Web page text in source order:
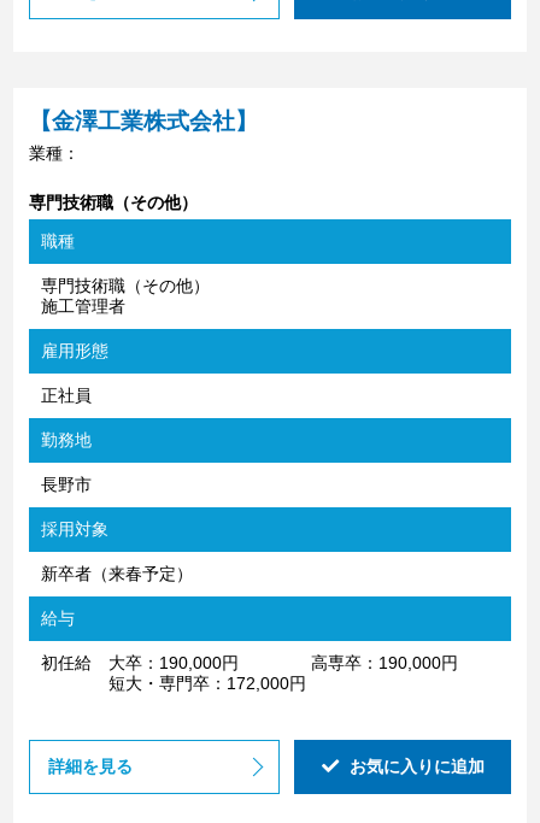
【金澤工業株式会社】
業種：
専門技術職（その他）
職種
専門技術職（その他）
施工管理者
雇用形態
正社員
勤務地
長野市
採用対象
新卒者（来春予定）
給与
初任給 大卒：190,000円 高専卒：190,000円
短大・専門卒：172,000円
詳細を見る お気に入りに追加